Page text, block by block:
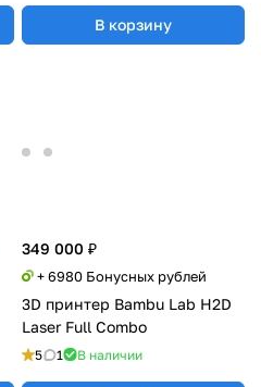
В корзину
349 000 ₽
+ 6980 Бонусных рублей
3D принтер Bambu Lab H2D
Laser Full Combo
5 1 В наличии